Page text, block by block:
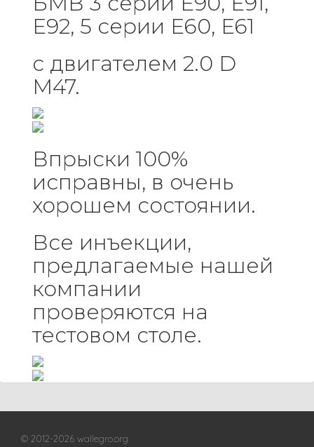
E92, 5 серии E60, E61
с двигателем 2.0 D
M47.
Впрыски 100%
исправны, в очень
хорошем состоянии.
Все инъекции,
предлагаемые нашей
компании
проверяются на
тестовом столе.
© 2012-2026 wallegro.org